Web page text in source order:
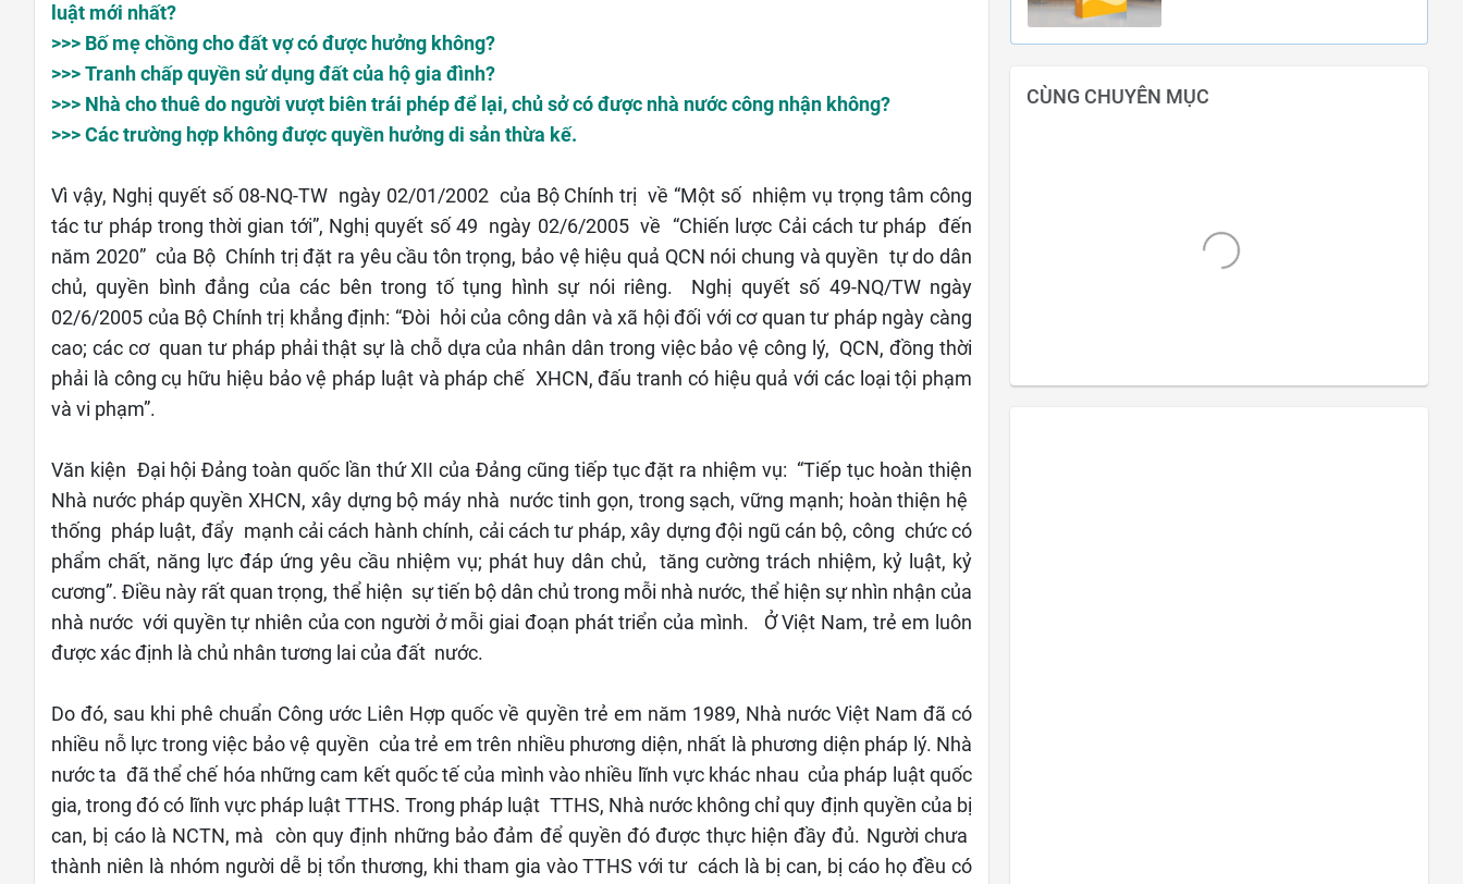
luật mới nhất?
>>> Bố mẹ chồng cho đất vợ có được hưởng không?
>>> Tranh chấp quyền sử dụng đất của hộ gia đình?
>>> Nhà cho thuê do người vượt biên trái phép để lại, chủ sở có được nhà nước công nhận không?
>>> Các trường hợp không được quyền hưởng di sản thừa kế.
Vì vậy, Nghị quyết số 08-NQ-TW ngày 02/01/2002 của Bộ Chính trị về “Một số nhiệm vụ trọng tâm công
tác tư pháp trong thời gian tới”, Nghị quyết số 49 ngày 02/6/2005 về “Chiến lược Cải cách tư pháp đến
năm 2020” của Bộ Chính trị đặt ra yêu cầu tôn trọng, bảo vệ hiệu quả QCN nói chung và quyền tự do dân
chủ, quyền bình đẳng của các bên trong tố tụng hình sự nói riêng. Nghị quyết số 49-NQ/TW ngày
02/6/2005 của Bộ Chính trị khẳng định: “Đòi hỏi của công dân và xã hội đối với cơ quan tư pháp ngày càng
cao; các cơ quan tư pháp phải thật sự là chỗ dựa của nhân dân trong việc bảo vệ công lý, QCN, đồng thời
phải là công cụ hữu hiệu bảo vệ pháp luật và pháp chế XHCN, đấu tranh có hiệu quả với các loại tội phạm
và vi phạm”.
Văn kiện Đại hội Đảng toàn quốc lần thứ XII của Đảng cũng tiếp tục đặt ra nhiệm vụ: “Tiếp tục hoàn thiện
Nhà nước pháp quyền XHCN, xây dựng bộ máy nhà nước tinh gọn, trong sạch, vững mạnh; hoàn thiện hệ
thống pháp luật, đẩy mạnh cải cách hành chính, cải cách tư pháp, xây dựng đội ngũ cán bộ, công chức có
phẩm chất, năng lực đáp ứng yêu cầu nhiệm vụ; phát huy dân chủ, tăng cường trách nhiệm, kỷ luật, kỷ
cương”. Điều này rất quan trọng, thể hiện sự tiến bộ dân chủ trong mỗi nhà nước, thể hiện sự nhìn nhận của
nhà nước với quyền tự nhiên của con người ở mỗi giai đoạn phát triển của mình. Ở Việt Nam, trẻ em luôn
được xác định là chủ nhân tương lai của đất nước.
Do đó, sau khi phê chuẩn Công ước Liên Hợp quốc về quyền trẻ em năm 1989, Nhà nước Việt Nam đã có
nhiều nỗ lực trong việc bảo vệ quyền của trẻ em trên nhiều phương diện, nhất là phương diện pháp lý. Nhà
nước ta đã thể chế hóa những cam kết quốc tế của mình vào nhiều lĩnh vực khác nhau của pháp luật quốc
gia, trong đó có lĩnh vực pháp luật TTHS. Trong pháp luật TTHS, Nhà nước không chỉ quy định quyền của bị
can, bị cáo là NCTN, mà còn quy định những bảo đảm để quyền đó được thực hiện đầy đủ. Người chưa
thành niên là nhóm người dễ bị tổn thương, khi tham gia vào TTHS với tư cách là bị can, bị cáo họ đều có
CÙNG CHUYÊN MỤC